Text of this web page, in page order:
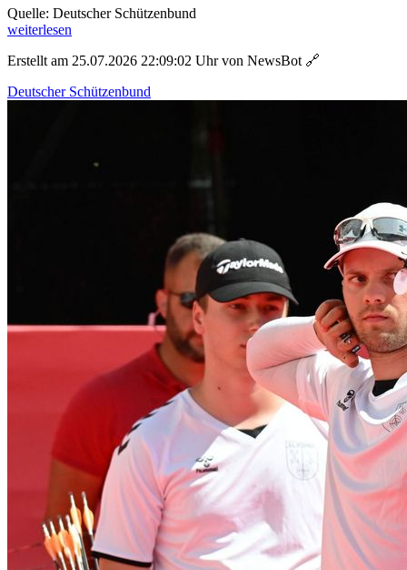
Quelle: Deutscher Schützenbund
weiterlesen
Erstellt am 25.07.2026 22:09:02 Uhr von NewsBot 🔗
Deutscher Schützenbund